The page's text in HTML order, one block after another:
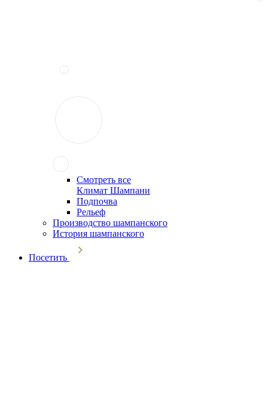
Смотреть все
Климат Шампани
Подпочва
Рельеф
Производство шампанского
История шампанского
Посетить